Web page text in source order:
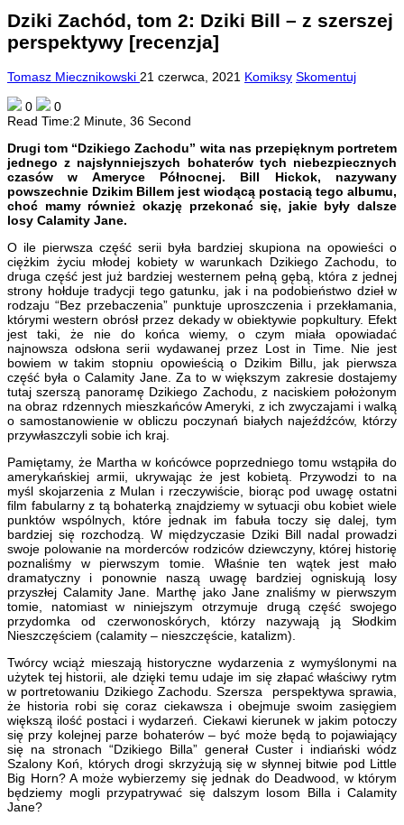
Dziki Zachód, tom 2: Dziki Bill – z szerszej
perspektywy [recenzja]
Tomasz Miecznikowski 21 czerwca, 2021 Komiksy Skomentuj
0
0
Read Time:2 Minute, 36 Second
Drugi tom “Dzikiego Zachodu” wita nas przepięknym portretem
jednego z najsłynniejszych bohaterów tych niebezpiecznych
czasów w Ameryce Północnej. Bill Hickok, nazywany
powszechnie Dzikim Billem jest wiodącą postacią tego albumu,
choć mamy również okazję przekonać się, jakie były dalsze
losy Calamity Jane.
O ile pierwsza część serii była bardziej skupiona na opowieści o
ciężkim życiu młodej kobiety w warunkach Dzikiego Zachodu, to
druga część jest już bardziej westernem pełną gębą, która z jednej
strony hołduje tradycji tego gatunku, jak i na podobieństwo dzieł w
rodzaju “Bez przebaczenia” punktuje uproszczenia i przekłamania,
którymi western obrósł przez dekady w obiektywie popkultury. Efekt
jest taki, że nie do końca wiemy, o czym miała opowiadać
najnowsza odsłona serii wydawanej przez Lost in Time. Nie jest
bowiem w takim stopniu opowieścią o Dzikim Billu, jak pierwsza
część była o Calamity Jane. Za to w większym zakresie dostajemy
tutaj szerszą panoramę Dzikiego Zachodu, z naciskiem położonym
na obraz rdzennych mieszkańców Ameryki, z ich zwyczajami i walką
o samostanowienie w obliczu poczynań białych najeźdźców, którzy
przywłaszczyli sobie ich kraj.
Pamiętamy, że Martha w końcówce poprzedniego tomu wstąpiła do
amerykańskiej armii, ukrywając że jest kobietą. Przywodzi to na
myśl skojarzenia z Mulan i rzeczywiście, biorąc pod uwagę ostatni
film fabularny z tą bohaterką znajdziemy w sytuacji obu kobiet wiele
punktów wspólnych, które jednak im fabuła toczy się dalej, tym
bardziej się rozchodzą. W międzyczasie Dziki Bill nadal prowadzi
swoje polowanie na morderców rodziców dziewczyny, której historię
poznaliśmy w pierwszym tomie. Właśnie ten wątek jest mało
dramatyczny i ponownie naszą uwagę bardziej ogniskują losy
przyszłej Calamity Jane. Marthę jako Jane znaliśmy w pierwszym
tomie, natomiast w niniejszym otrzymuje drugą część swojego
przydomka od czerwonoskórych, którzy nazywają ją Słodkim
Nieszczęściem (calamity – nieszczęście, katalizm).
Twórcy wciąż mieszają historyczne wydarzenia z wymyślonymi na
użytek tej historii, ale dzięki temu udaje im się złapać właściwy rytm
w portretowaniu Dzikiego Zachodu. Szersza perspektywa sprawia,
że historia robi się coraz ciekawsza i obejmuje swoim zasięgiem
większą ilość postaci i wydarzeń. Ciekawi kierunek w jakim potoczy
się przy kolejnej parze bohaterów – być może będą to pojawiający
się na stronach “Dzikiego Billa” generał Custer i indiański wódz
Szalony Koń, których drogi skrzyżują się w słynnej bitwie pod Little
Big Horn? A może wybierzemy się jednak do Deadwood, w którym
będziemy mogli przypatrywać się dalszym losom Billa i Calamity
Jane?